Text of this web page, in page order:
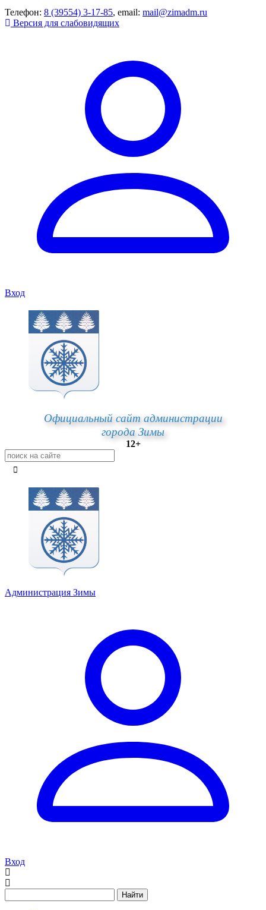
Телефон: 8 (39554) 3-17-85, email: mail@zimadm.ru
Версия для слабовидящих
Вход
Официальный сайт администрации
города Зимы
12+
Администрация Зимы
Вход
Найти